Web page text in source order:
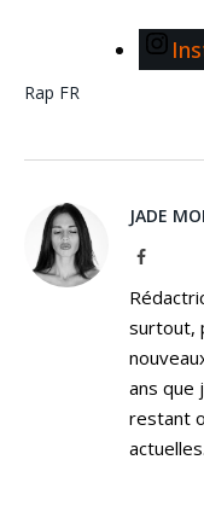
Rap FR
JADE
Facebook
surtout,
ans que
restant
actuelles.